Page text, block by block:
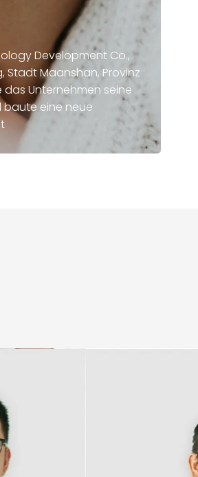
Development Co.,
Stadt Maanshan, Provinz
das Unternehmen seine
baute eine neue